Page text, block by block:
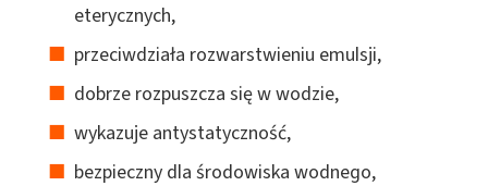
eterycznych,
przeciwdziała rozwarstwieniu emulsji,
dobrze rozpuszcza się w wodzie,
wykazuje antystatyczność,
bezpieczny dla środowiska wodnego,